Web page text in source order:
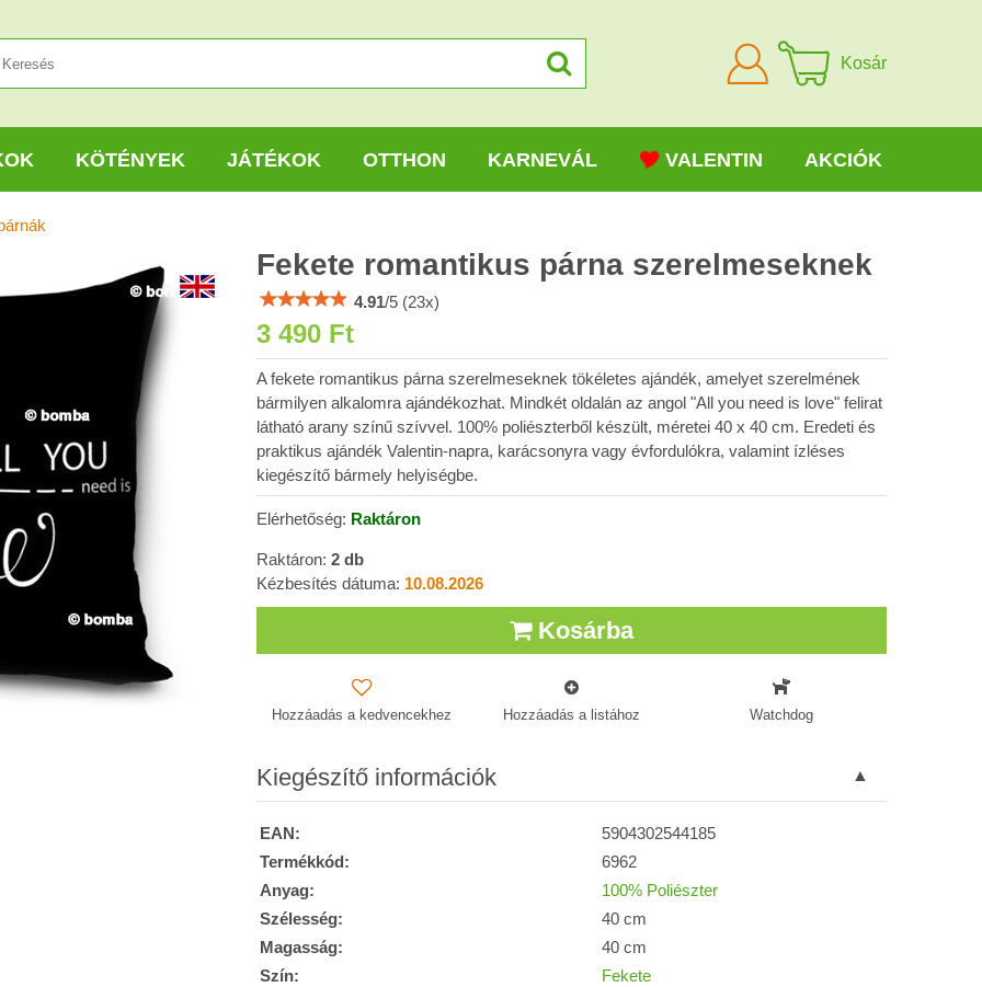
Bejelentkezni
Kosár
KÖTÉNYEK JÁTÉKOK OTTHON KARNEVÁL VALENTIN AKCIÓK
Fekete romantikus párna szerelmeseknek
4.91/5 (23x)
3 490 Ft
A fekete romantikus párna szerelmeseknek tökéletes ajándék, amelyet szerelmének
bármilyen alkalomra ajándékozhat. Mindkét oldalán az angol "All you need is love" felirat
látható arany színű szívvel. 100% poliészterből készült, méretei 40 x 40 cm. Eredeti és
praktikus ajándék Valentin-napra, karácsonyra vagy évfordulókra, valamint ízléses
kiegészítő bármely helyiségbe.
Elérhetőség: Raktáron
Raktáron: 2 db
Kézbesítés dátuma: 10.08.2026
Kosárba
Hozzáadás a kedvencekhez Hozzáadás a listához Watchdog
Kiegészítő információk
EAN:
5904302544185
Termékkód:
6962
Anyag:
100% Poliészter
Szélesség:
40 cm
Magasság:
40 cm
Szín:
Fekete